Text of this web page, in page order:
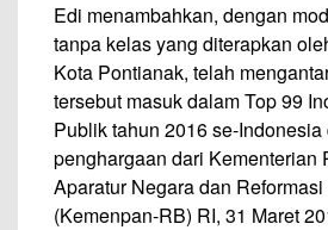
Edi menambahkan, dengan
tanpa kelas yang diterapkan
Kota Pontianak, telah
tersebut masuk dalam Top 99
Publik tahun 2016 se-
penghargaan dari Kementerian
Aparatur Negara dan
(Kemenpan-RB) RI, 31 Maret